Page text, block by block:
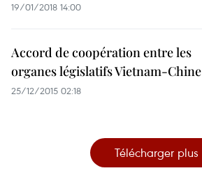
19/01/2018 14:00
Accord de coopération entre les
organes législatifs Vietnam-Chine
25/12/2015 02:18
Télécharger plus